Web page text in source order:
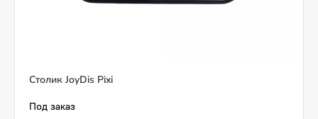
Столик JoyDis Pixi
Под заказ